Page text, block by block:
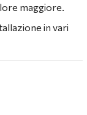
maggiore.
in vari